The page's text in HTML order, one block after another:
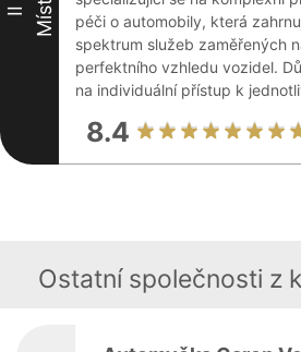
II Místo
péči o automobily, která
spektrum služeb zaměřených
perfektního vzhledu vozidel.
na individuální přístup k
8.4
Ostatní společnosti z